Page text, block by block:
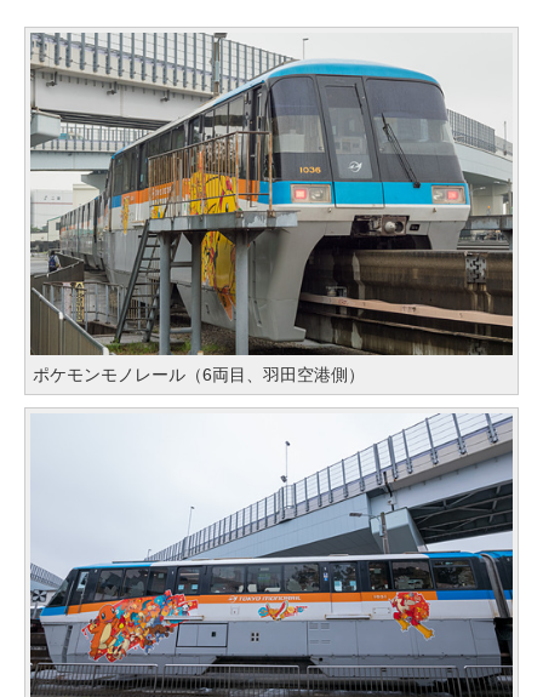
ポケモンモノレール（6両目、羽田空港側）